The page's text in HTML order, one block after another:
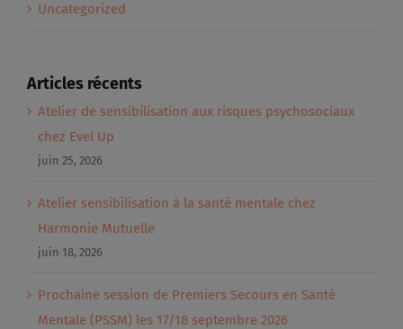
Uncategorized
Articles récents
Atelier de sensibilisation aux risques psychosociaux
chez Evel Up
juin 25, 2026
Atelier sensibilisation à la santé mentale chez
Harmonie Mutuelle
juin 18, 2026
Prochaine session de Premiers Secours en Santé
Mentale (PSSM) les 17/18 septembre 2026